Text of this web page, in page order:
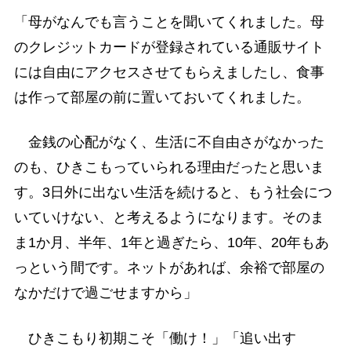
「母がなんでも言うことを聞いてくれました。母
のクレジットカードが登録されている通販サイト
には自由にアクセスさせてもらえましたし、食事
は作って部屋の前に置いておいてくれました。
金銭の心配がなく、生活に不自由さがなかった
のも、ひきこもっていられる理由だったと思いま
す。3日外に出ない生活を続けると、もう社会につ
いていけない、と考えるようになります。そのま
ま1か月、半年、1年と過ぎたら、10年、20年もあ
っという間です。ネットがあれば、余裕で部屋の
なかだけで過ごせますから」
ひきこもり初期こそ「働け！」「追い出す